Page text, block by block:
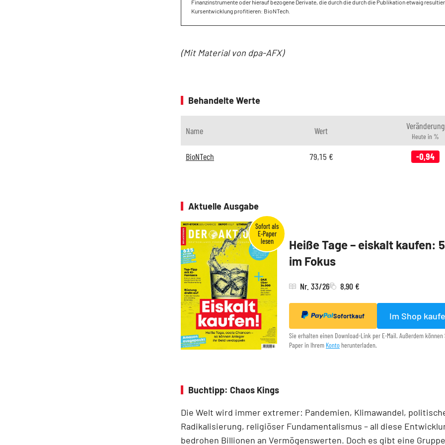
Finanzinstrumente oder hierauf bezogene Derivate, die durch die durch die Publikation etwaig
Kursentwicklung profitieren: BioNTech.
(Mit Material von dpa-AFX)
Behandelte Werte
Name Wert Veränderung
Heute in %
BioNTech 79,15 € -0,94
Aktuelle Ausgabe
Heiße Tage – eiskalt kaufen:
im Fokus
Nr. 33/26 8,90 €
Sofortkauf Im Shop
Sie erhalten einen Download-Link per E-Mail. Außerdem
Paper in Ihrem Konto herunterladen.
Buchtipp: Chaos Kings
Die Welt wird immer extremer: Pandemien, Klimawandel,
Radikalisierung, religiöser Fundamentalismus – all diese
bedrohen Billionen an Vermögenswerten. Doch es gibt eine